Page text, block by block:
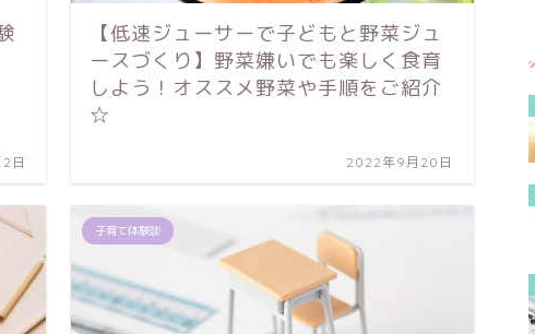
日
【低速ジューサーで子どもと野菜ジュ
ースづくり】野菜嫌いでも楽しく食育
しよう！オススメ野菜や手順をご紹介
☆
2022年9月20日
子育て体験談